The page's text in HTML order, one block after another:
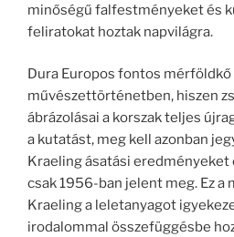
minőségű falfestményeket és
feliratokat hoztak napvilágra.
Dura Europos fontos mérföldkő
művészettörténetben, hiszen
ábrázolásai a korszak teljes
a kutatást, meg kell azonban
Kraeling ásatási eredményeket
csak 1956-ban jelent meg. Ez a
Kraeling a leletanyagot
irodalommal összefüggésbe